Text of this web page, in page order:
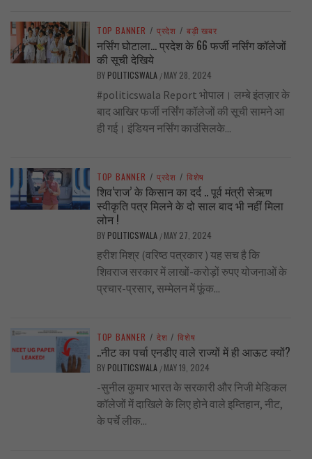
TOP BANNER / प्रदेश / बड़ी खबर
नर्सिंग घोटाला… प्रदेश के 66 फर्जी नर्सिंग कॉलेजों
की सूची देखिये
BY POLITICSWALA / MAY 28, 2024
#politicswala Report भोपाल। लम्बे इंतज़ार के
बाद आखिर फर्जी नर्सिंग कॉलेजों की सूची सामने आ
ही गई। इंडियन नर्सिंग काउंसिलके...
TOP BANNER / प्रदेश / विशेष
शिव’राज’ के किसान का दर्द .. पूर्व मंत्री सेऋण
स्वीकृति पत्र मिलने के दो साल बाद भी नहीं मिला
लोन !
BY POLITICSWALA / MAY 27, 2024
हरीश मिश्र (वरिष्ठ पत्रकार ) यह सच है कि
शिवराज सरकार में लाखों-करोड़ों रुपए योजनाओं के
प्रचार-प्रसार, सम्मेलन में फूंक...
TOP BANNER / देश / विशेष
..नीट का पर्चा एनडीए वाले राज्यों में ही आऊट क्यों?
BY POLITICSWALA / MAY 19, 2024
-सुनील कुमार भारत के सरकारी और निजी मेडिकल
कॉलेजों में दाखिले के लिए होने वाले इम्तिहान, नीट,
के पर्चे लीक...